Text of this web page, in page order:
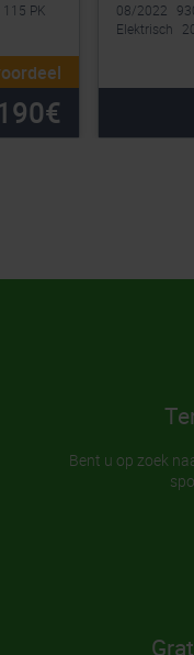
08/2022
Elektrisch
115 PK
€
Bent u op zoek